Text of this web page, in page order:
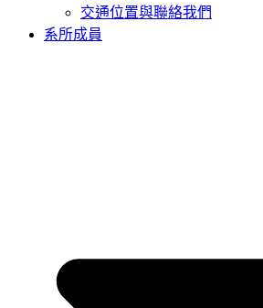
交通位置與聯絡我們
系所成員